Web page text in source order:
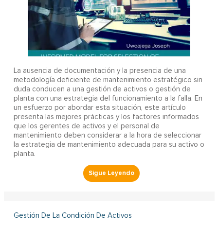
La ausencia de documentación y la presencia de una
metodología deficiente de mantenimiento estratégico sin
duda conducen a una gestión de activos o gestión de
planta con una estrategia del funcionamiento a la falla. En
un esfuerzo por abordar esta situación, este artículo
presenta las mejores prácticas y los factores informados
que los gerentes de activos y el personal de
mantenimiento deben considerar a la hora de seleccionar
la estrategia de mantenimiento adecuada para su activo o
planta.
Gestión De La Condición De Activos